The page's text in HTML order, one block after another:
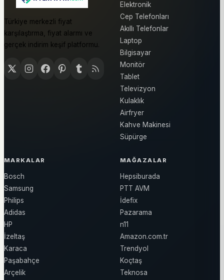
Türkiye merkezli fiyat
karşılaştırma, fiyat alarmı ve
gerçek indirim keşif platformu.
Elektronik
Cep Telefonları
Akıllı Telefonlar
Laptop
Bilgisayar
Monitör
Tablet
Televizyon
Kulaklık
Airfryer
Kahve Makinesi
Süpürge
MARKALAR
Bosch
Samsung
Philips
Adidas
HP
İzeltaş
Karaca
Paşabahçe
Arçelik
MAĞAZALAR
Hepsiburada
PTT AVM
İdefix
Pazarama
n11
Amazon.com.tr
Trendyol
Koçtaş
Teknosa